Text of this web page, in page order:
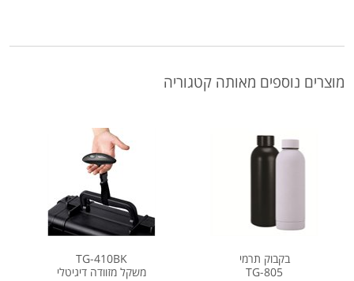
מוצרים נוספים מאותה קטגוריה
בקבוק תרמי
TG-805
TG-410BK
משקל מזוודה דיגיטלי